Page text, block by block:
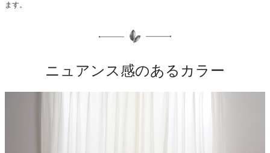
ます。
ニュアンス感のあるカラー